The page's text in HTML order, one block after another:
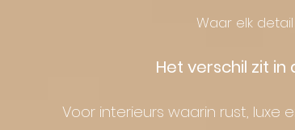
Waar elk detail
Het verschil zit in
Voor interieurs waarin rust, luxe